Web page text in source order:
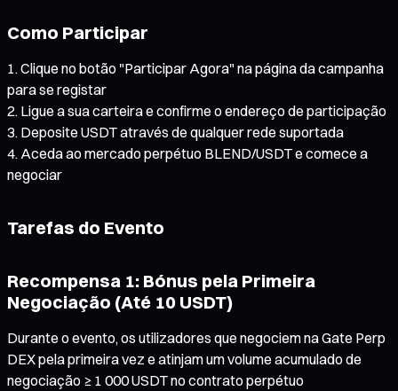
Como Participar
Clique no botão "Participar Agora" na página da campanha
para se registar
Ligue a sua carteira e confirme o endereço de participação
Deposite USDT através de qualquer rede suportada
Aceda ao mercado perpétuo BLEND/USDT e comece a
negociar
Tarefas do Evento
Recompensa 1: Bónus pela Primeira
Negociação (Até 10 USDT)
Durante o evento, os utilizadores que negociem na Gate Perp
DEX pela primeira vez e atinjam um volume acumulado de
negociação ≥ 1 000 USDT no contrato perpétuo